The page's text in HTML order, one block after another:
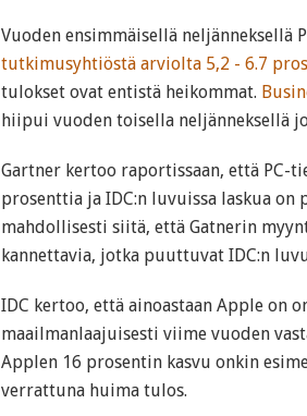
Vuoden ensimmäisellä neljänneksellä
tutkimusyhtiöstä arviolta 5,2 - 6.7
tulokset ovat entistä heikommat.
hiipui vuoden toisella neljänneksellä
Gartner kertoo raportissaan, että
prosenttia ja IDC:n luvuissa laskua
mahdollisesti siitä, että Gatnerin
kannettavia, jotka puuttuvat IDC:n
IDC kertoo, että ainoastaan Apple on
maailmanlaajuisesti viime vuoden
Applen 16 prosentin kasvu onkin
verrattuna huima tulos.